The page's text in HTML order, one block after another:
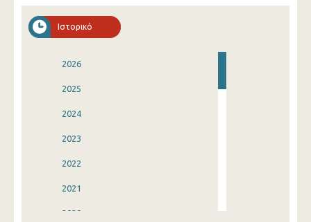
Ιστορικό
2026
2025
2024
2023
2022
2021
2020